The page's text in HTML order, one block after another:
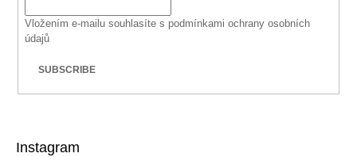
Vložením e-mailu souhlasíte s podmínkami ochrany osobních
údajů
SUBSCRIBE
Instagram